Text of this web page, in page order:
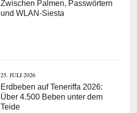
Zwischen Palmen, Passwörtern
und WLAN-Siesta
25. JULI 2026
Erdbeben auf Teneriffa 2026:
Über 4.500 Beben unter dem
Teide